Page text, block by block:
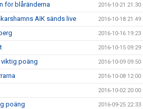
för blåränderna 2016-10-21 21:30
AIK sänds live 2016-10-18 21:49
2016-10-16 19:23
2016-10-15 09:29
viktig poäng 2016-10-09 09:50
2016-10-08 12:00
2016-10-02 20:00
poäng 2016-09-25 22:33